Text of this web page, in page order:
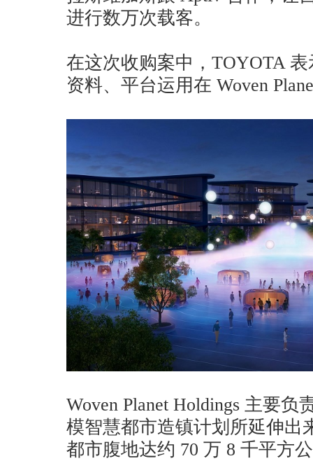
进行数万次载客。
在这次收购案中，TOYOTA
资料、平台运用在 Woven
Woven Planet Holdings 主要
模智慧都市造镇计划所延伸出
都市腹地达约 70 万 8 千平方